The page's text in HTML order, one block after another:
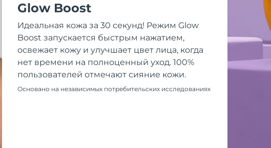
Glow Boost
Идеальная кожа за 30 секунд! Режим Glow
Boost запускается быстрым нажатием,
освежает кожу и улучшает цвет лица, когда
нет времени на полноценный уход. 100%
пользователей отмечают сияние кожи.
Основано на независимых потребительских исследованиях